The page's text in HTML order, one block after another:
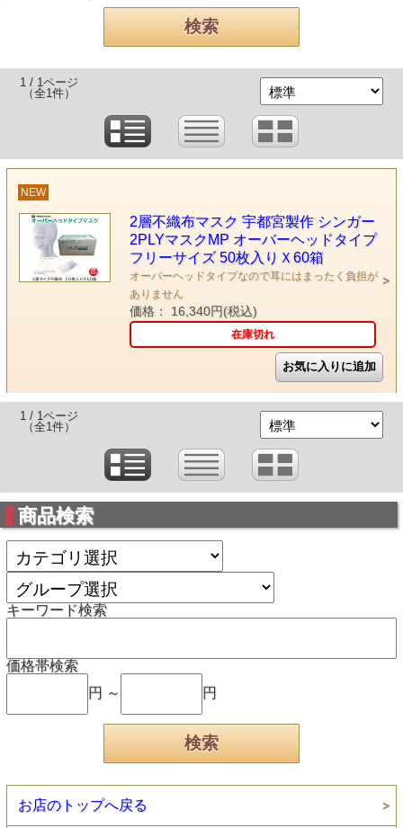
1 / 1ページ
（全1件）
NEW
2層不織布マスク 宇都宮製作 シンガー
2PLYマスクMP オーバーヘッドタイプ
フリーサイズ 50枚入りＸ60箱
オーバーヘッドタイプなので耳にはまったく負担が
ありません
価格： 16,340円(税込)
在庫切れ
1 / 1ページ
（全1件）
商品検索
キーワード検索
価格帯検索
円 ～
円
お店のトップへ戻る